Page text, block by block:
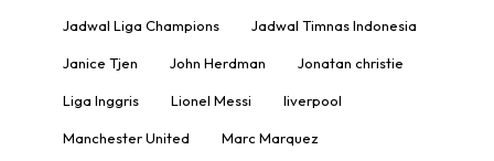
Jadwal Liga Champions Jadwal Timnas Indonesia
Janice Tjen John Herdman Jonatan christie
Liga Inggris Lionel Messi liverpool
Manchester United Marc Marquez